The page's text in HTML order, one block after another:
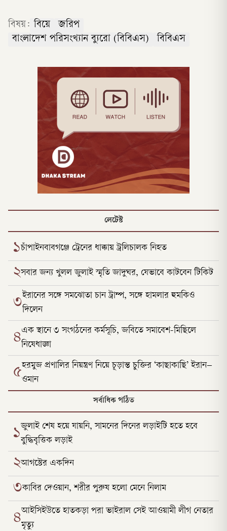
বিষয়: বিয়ে
জরিপ
বাংলাদেশ পরিসংখ্যান ব্যুরো (বিবিএস)
বিবিএস
লেটেস্ট
১চাঁপাইনবাবগঞ্জে ট্রেনের ধাক্কায় ট্রলিচালক নিহত
২সবার জন্য খুলল জুলাই স্মৃতি জাদুঘর, যেভাবে কাটবেন টিকিট
৩ইরানের সঙ্গে সমঝোতা চান ট্রাম্প, সঙ্গে হামলার হুমকিও
দিলেন
৪এক স্থানে ৩ সংগঠনের কর্মসূচি, জবিতে সমাবেশ-মিছিলে
নিষেধাজ্ঞা
৫হরমুজ প্রণালির নিয়ন্ত্রণ নিয়ে চূড়ান্ত চুক্তির ‘কাছাকাছি’ ইরান–
ওমান
সর্বাধিক পঠিত
১জুলাই শেষ হয়ে যায়নি, সামনের দিনের লড়াইটি হতে হবে
বুদ্ধিবৃত্তিক লড়াই
২আগস্টের একদিন
৩কাবির দেওয়ান, শরীর পুরুষ হলো মেনে নিলাম
৪আইসিইউতে হাতকড়া পরা ভাইরাল সেই আওয়ামী লীগ নেতার
মৃত্যু